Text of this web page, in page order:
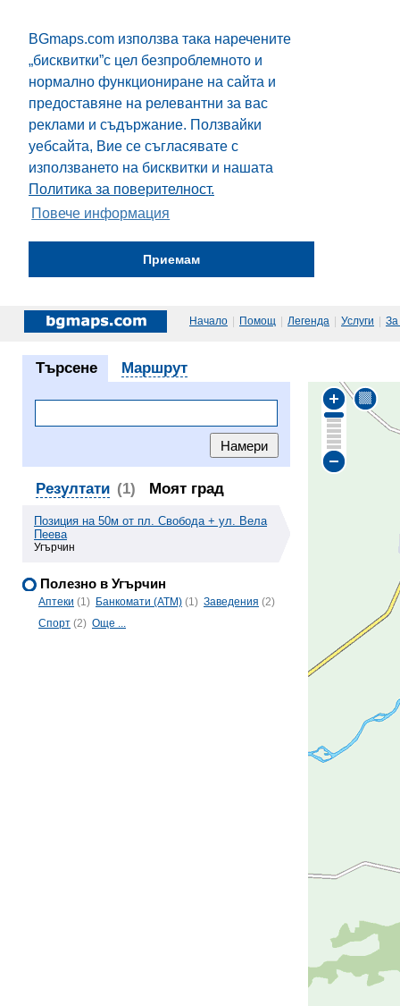
BGmaps.com използва така наречените
„бисквитки”с цел безпроблемното и
нормално функциониране на сайта и
предоставяне на релевантни за вас
реклами и съдържание. Ползвайки
уебсайта, Вие се съгласявате с
използването на бисквитки и нашата
Политика за поверителност.
Повече информация
Приемам
Начало | Помощ | Легенда | Услуги | За
Търсене Маршрут
Резултати (1) Моят град
Позиция на 50м от пл. Свобода + ул. Вела
Пеева
Угърчин
Полезно в Угърчин
Аптеки (1) Банкомати (ATM) (1) Заведения (2)
Спорт (2) Още ...